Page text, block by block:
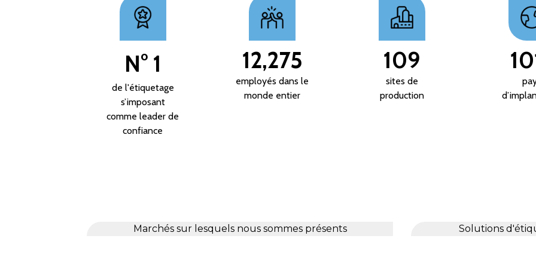
N° 1
de l'étiquetage
s’imposant
comme leader de
confiance
12,275
employés dans le
monde entier
109
sites de
production
Marchés sur lesquels nous sommes présents Solutions